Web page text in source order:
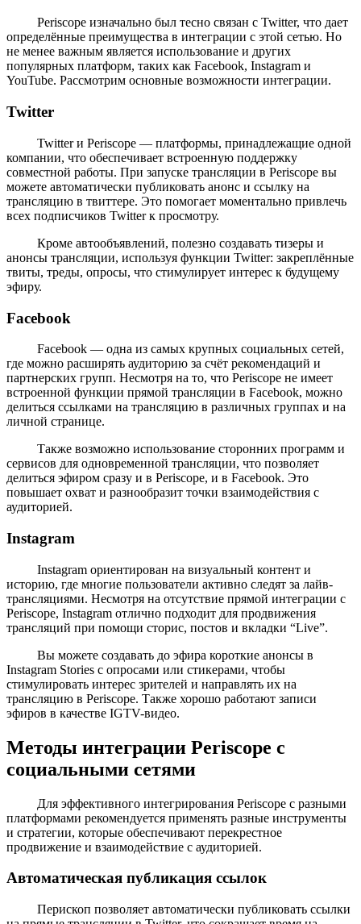
Periscope изначально был тесно связан с Twitter, что дает
определённые преимущества в интеграции с этой сетью. Но
не менее важным является использование и других
популярных платформ, таких как Facebook, Instagram и
YouTube. Рассмотрим основные возможности интеграции.
Twitter
Twitter и Periscope — платформы, принадлежащие одной
компании, что обеспечивает встроенную поддержку
совместной работы. При запуске трансляции в Periscope вы
можете автоматически публиковать анонс и ссылку на
трансляцию в твиттере. Это помогает моментально привлечь
всех подписчиков Twitter к просмотру.
Кроме автообъявлений, полезно создавать тизеры и
анонсы трансляции, используя функции Twitter: закреплённые
твиты, треды, опросы, что стимулирует интерес к будущему
эфиру.
Facebook
Facebook — одна из самых крупных социальных сетей,
где можно расширять аудиторию за счёт рекомендаций и
партнерских групп. Несмотря на то, что Periscope не имеет
встроенной функции прямой трансляции в Facebook, можно
делиться ссылками на трансляцию в различных группах и на
личной странице.
Также возможно использование сторонних программ и
сервисов для одновременной трансляции, что позволяет
делиться эфиром сразу и в Periscope, и в Facebook. Это
повышает охват и разнообразит точки взаимодействия с
аудиторией.
Instagram
Instagram ориентирован на визуальный контент и
историю, где многие пользователи активно следят за лайв-
трансляциями. Несмотря на отсутствие прямой интеграции с
Periscope, Instagram отлично подходит для продвижения
трансляций при помощи сторис, постов и вкладки “Live”.
Вы можете создавать до эфира короткие анонсы в
Instagram Stories с опросами или стикерами, чтобы
стимулировать интерес зрителей и направлять их на
трансляцию в Periscope. Также хорошо работают записи
эфиров в качестве IGTV-видео.
Методы интеграции Periscope с
социальными сетями
Для эффективного интегрирования Periscope с разными
платформами рекомендуется применять разные инструменты
и стратегии, которые обеспечивают перекрестное
продвижение и взаимодействие с аудиторией.
Автоматическая публикация ссылок
Перископ позволяет автоматически публиковать ссылки